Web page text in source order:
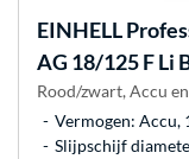
EINHELL
AG 18/125 F Li
Rood/zwart, Accu
Vermogen: Accu,
Slijpschijf